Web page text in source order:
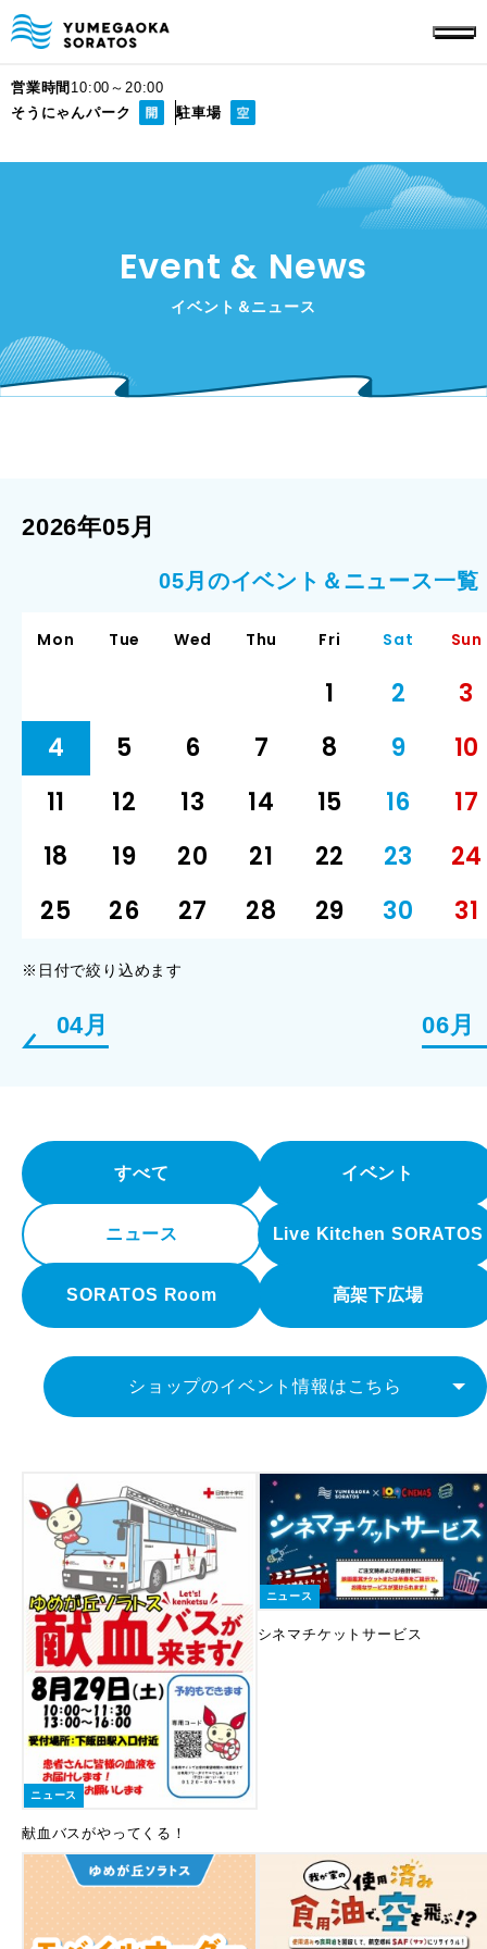
営業時間 10:00～20:00
そうにゃんパーク
駐車場
Event & News
イベント＆ニュース
04月
2026年05月
05月のイベント＆ニュース一
Mon Tue Wed Thu Fri Sat Sun
1 2
3
4
5 6 7 8 9
10
11
12 13 14 15 16
17
18
19 20 21 22 23
24
25
26 27 28 29 30 31
※日付で絞り込めます
06月
すべて イベント
ニュース Live Kitchen SORATOS
SORATOS Room 高架下広場
ショップのイベント情報はこちら
ニュース
献血バスがやってくる！
ニュース
シネマチケットサービス